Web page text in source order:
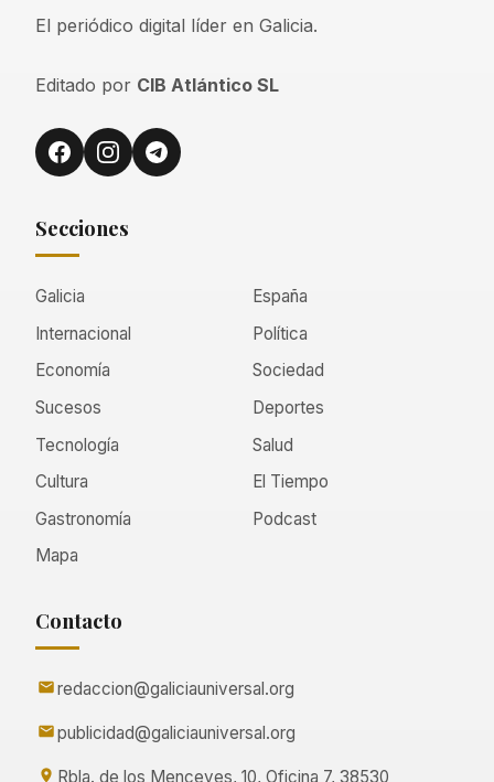
El periódico digital líder en Galicia.
Editado por CIB Atlántico SL
Secciones
Galicia
España
Internacional
Política
Economía
Sociedad
Sucesos
Deportes
Tecnología
Salud
Cultura
El Tiempo
Gastronomía
Podcast
Mapa
Contacto
redaccion@galiciauniversal.org
publicidad@galiciauniversal.org
Rbla. de los Menceyes, 10, Oficina 7, 38530